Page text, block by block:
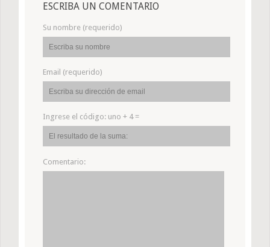
ESCRIBA UN COMENTARIO
Su nombre (requerido)
Email (requerido)
Ingrese el código: uno + 4 =
Comentario: